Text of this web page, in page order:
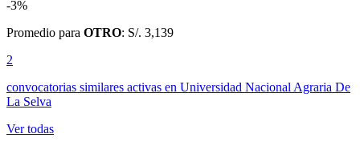
-3%
Promedio para OTRO: S/. 3,139
2
convocatorias similares activas en Universidad Nacional Agraria De
La Selva
Ver todas